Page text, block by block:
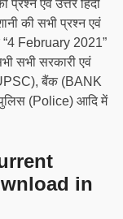
एवं उत्तर हिंदी
की सभी प्रश्न एवं
“4 February 2021”
सभी सरकारी एवं
बैंक (BANK
(Police) आदि में
in